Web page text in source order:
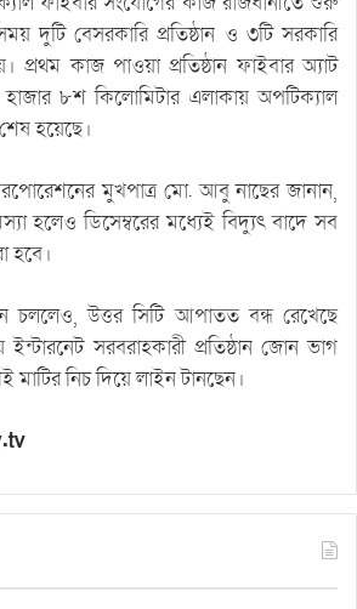
দুটি বেসরকারি প্রতিষ্ঠান ও ৩টি সরকারি
প্রথম কাজ পাওয়া প্রতিষ্ঠান ফাইবার অ্যাট
৮শ কিলোমিটার এলাকায় অপটিক্যাল
হয়েছে।
মুখপাত্র মো. আবু নাছের জানান,
হলেও ডিসেম্বরের মধ্যেই বিদ্যুৎ বাদে সব
হবে।
চললেও, উত্তর সিটি আপাতত বন্ধ রেখেছে
সরবরাহকারী প্রতিষ্ঠান জোন ভাগ
নিচ দিয়ে লাইন টানছেন।